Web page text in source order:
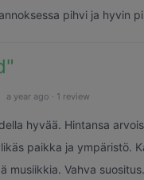
pihvi ja hyvin
"
a year ago · 1 review
hyvää. Hintansa
paikka ja ympäristö.
musiikkia. Vahva suositus.